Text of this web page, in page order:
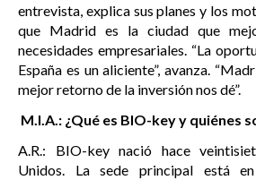
entrevista, explica sus planes y los
que Madrid es la ciudad que
necesidades empresariales. “La
España es un aliciente”, avanza.
mejor retorno de la inversión nos dé”.
M.I.A.: ¿Qué es BIO-key y quiénes
A.R.: BIO-key nació hace
Unidos. La sede principal está